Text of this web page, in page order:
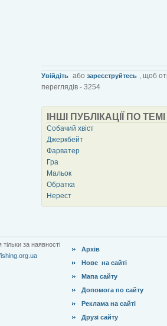
Увійдіть або зареєструйтесь , щоб
переглядів - 3254
ІНШІ ПУБЛІКАЦІЇ ПО ТЕМІ
Собачий хвіст
Джеркбейт
Фарватер
Гра
Мальок
Обратка
Нерест
за наявності
Архів
Нове на сайті
Мапа сайту
Допомога по сайту
Реклама на сайті
Друзі сайту